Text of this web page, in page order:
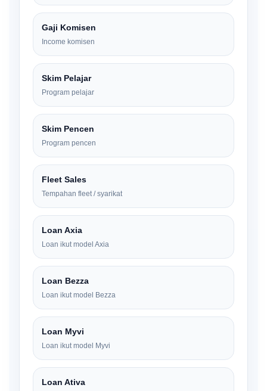
Gaji Komisen
Income komisen
Skim Pelajar
Program pelajar
Skim Pencen
Program pencen
Fleet Sales
Tempahan fleet / syarikat
Loan Axia
Loan ikut model Axia
Loan Bezza
Loan ikut model Bezza
Loan Myvi
Loan ikut model Myvi
Loan Ativa